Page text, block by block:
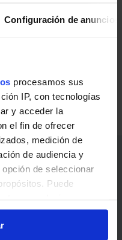
Configuración de anuncios
procesamos sus
IP, con tecnologías
y acceder la
el fin de ofrecer
medición de
de audiencia y
de seleccionar
Puede
cookies o clicando en
- Figueres /